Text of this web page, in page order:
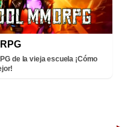
de la vieja escuela ¡Cómo